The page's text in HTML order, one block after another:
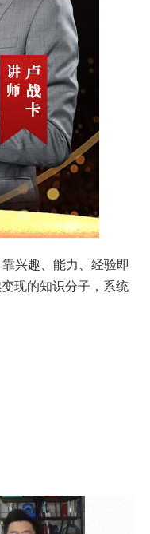
兴趣、能力、经验即
现的知识分子，系统